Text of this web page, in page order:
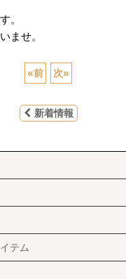
。
ませ。
«前 次»
新着情報
テム